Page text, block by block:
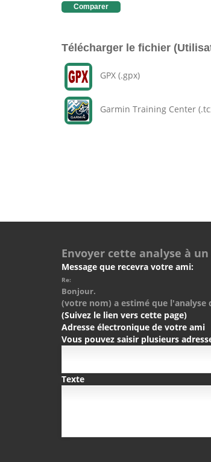
Comparer
Télécharger le fichier
GPX (.gpx)
Garmin Training Center
Envoyer cette analyse à
Message que recevra votre ami:
Re:
Bonjour.
(votre nom) a estimé que
(Suivez le lien vers cette page)
Adresse électronique de votre ami
Vous pouvez saisir plusieurs
Texte